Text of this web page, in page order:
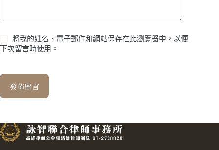
將我的姓名、電子郵件和網站保存在此瀏覽器中，以便
下次留言時使用。
發佈留言